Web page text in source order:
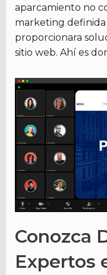
aparcamiento no
marketing
proporcionara
sitio web. Ahí es
Conozca
Expertos